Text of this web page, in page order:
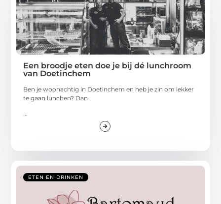
Een broodje eten doe je bij dé lunchroom
van Doetinchem
Ben je woonachtig in Doetinchem en heb je zin om lekker
te gaan lunchen? Dan
...
ETEN EN DRINKEN